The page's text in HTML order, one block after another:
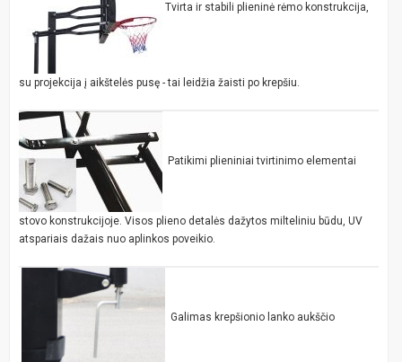
Tvirta ir stabili plieninė rėmo konstrukcija,
su projekcija į aikštelės pusę - tai leidžia žaisti po krepšiu.
Patikimi plieniniai tvirtinimo elementai
stovo konstrukcijoje. Visos plieno detalės dažytos milteliniu būdu, UV
atspariais dažais nuo aplinkos poveikio.
Galimas krepšionio lanko aukščio